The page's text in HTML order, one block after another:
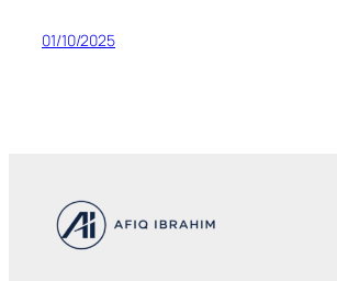
01/10/2025